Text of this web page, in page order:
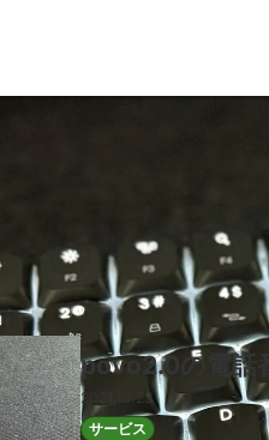
povo2.0の電話
2021.10.23
サービス